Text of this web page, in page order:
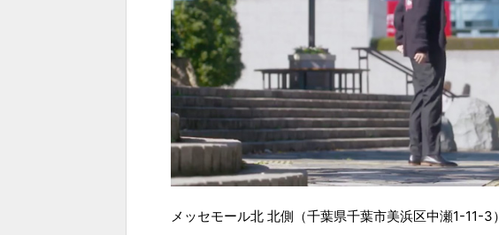
メッセモール北 北側（千葉県千葉市美浜区中瀬1-11-3）